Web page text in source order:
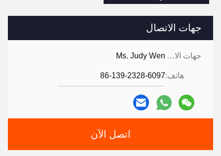
جهات الاتصال
جهات الاتصال: Ms. Judy Wen
هاتف:86-139-2328-6097
اتصل الآن